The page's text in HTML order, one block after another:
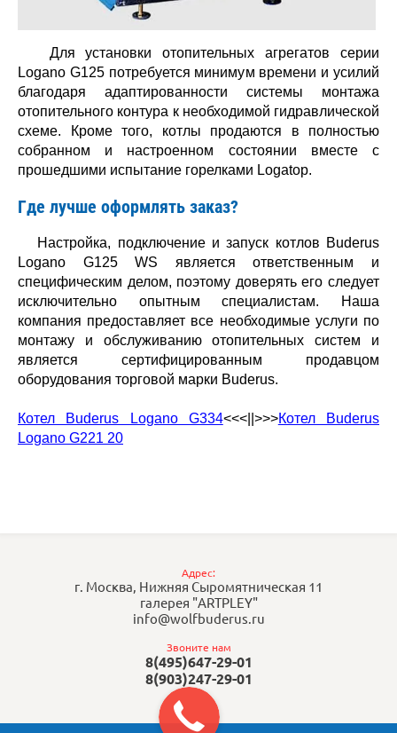
Для установки отопительных агрегатов серии
Logano G125 потребуется минимум времени и усилий
благодаря адаптированности системы монтажа
отопительного контура к необходимой гидравлической
схеме. Кроме того, котлы продаются в полностью
собранном и настроенном состоянии вместе с
прошедшими испытание горелками Logatop.
Где лучше оформлять заказ?
Настройка, подключение и запуск котлов Buderus
Logano G125 WS является ответственным и
специфическим делом, поэтому доверять его следует
исключительно опытным специалистам. Наша
компания предоставляет все необходимые услуги по
монтажу и обслуживанию отопительных систем и
является сертифицированным продавцом
оборудования торговой марки Buderus.
Котел Buderus Logano G334<<<||>>>Котел Buderus
Logano G221 20
Адрес:
г. Москва, Нижняя Сыромятническая 11
галерея "ARTPLEY"
info@wolfbuderus.ru
Звоните нам
8(495)647-29-01
8(903)247-29-01